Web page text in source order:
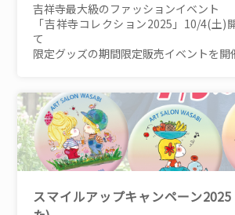
吉祥寺最大級のファッションイベント
「吉祥寺コレクション2025」10/4(土)
て
限定グッズの期間限定販売イベントを開
スマイルアップキャンペーン